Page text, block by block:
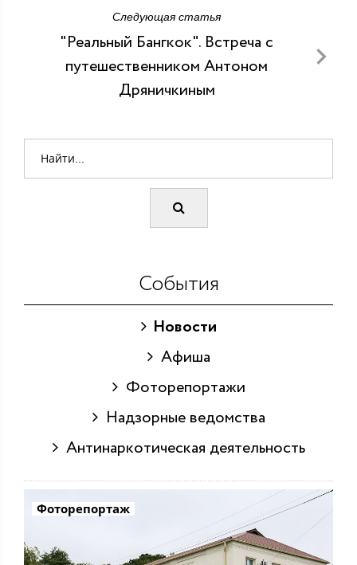
Следующая статья
"Реальный Бангкок". Встреча с
путешественником Антоном
Дряничкиным
События
Новости
Афиша
Фоторепортажи
Надзорные ведомства
Антинаркотическая деятельность
Фоторепортаж